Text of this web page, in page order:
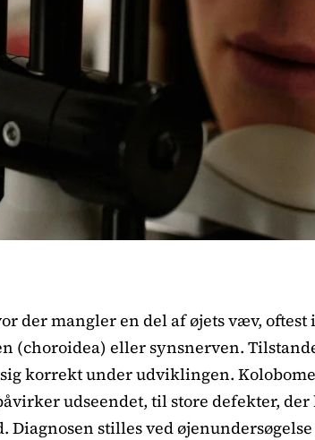
der mangler en del af øjets væv, oftest
(choroidea) eller synsnerven.
korrekt under udviklingen.
udseendet, til store defekter,
stilles ved